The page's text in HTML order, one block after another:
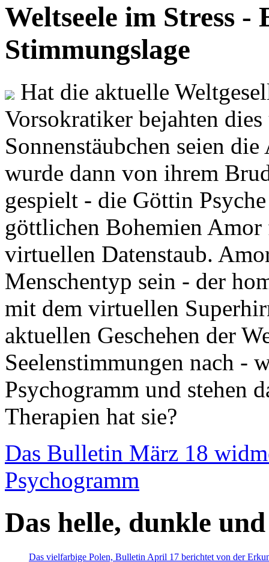
Weltseele im Stress -
Stimmungslage
Hat die aktuelle
Vorsokratiker bejahten
Sonnenstäubchen seien
wurde dann von ihrem
gespielt - die Göttin
göttlichen Bohemien
virtuellen Datenstaub.
Menschentyp sein - der
mit dem virtuellen
aktuellen Geschehen der
Seelenstimmungen nach -
Psychogramm und stehen
Therapien hat sie?
Das Bulletin März 18
Psychogramm
Das helle, dunkle
Das vielfarbige Polen, Bulletin April 17 berichtet von der